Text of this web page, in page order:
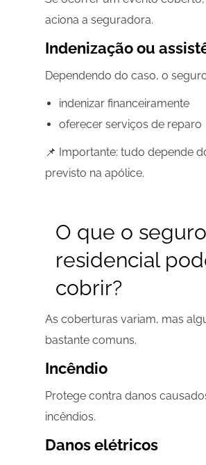
aciona a seguradora.
Indenização ou
Dependendo do caso, o
indenizar financeiramente
oferecer serviços de reparo
📌 Importante: tudo depende
previsto na apólice.
O que o seguro
residencial
cobrir?
As coberturas variam, mas
bastante comuns.
Incêndio
Protege contra danos
incêndios.
Danos elétricos